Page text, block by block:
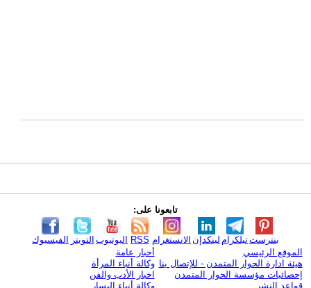
تابعونا على:
الفيسبوك التويتر اليوتيوب RSS الانستغرام لينكدإن تيلكرامبنترست
الموقع الرئيسي
هيئة ادارة الحوار المتمدن - للإتصال بنا
إحصائيات مؤسسة الحوار المتمدن
قواعد النشر
أخبار عامة
وكالة أنباء المرأة
اخبار الأدب والفن
وكالة أنباء اليسار